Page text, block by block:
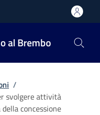
al Brembo
/
svolgere attività
concessione